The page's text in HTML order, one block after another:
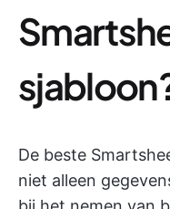
De beste
niet alleen